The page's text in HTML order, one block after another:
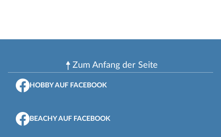
Zum Anfang der Seite
HOBBY AUF FACEBOOK
BEACHY AUF FACEBOOK